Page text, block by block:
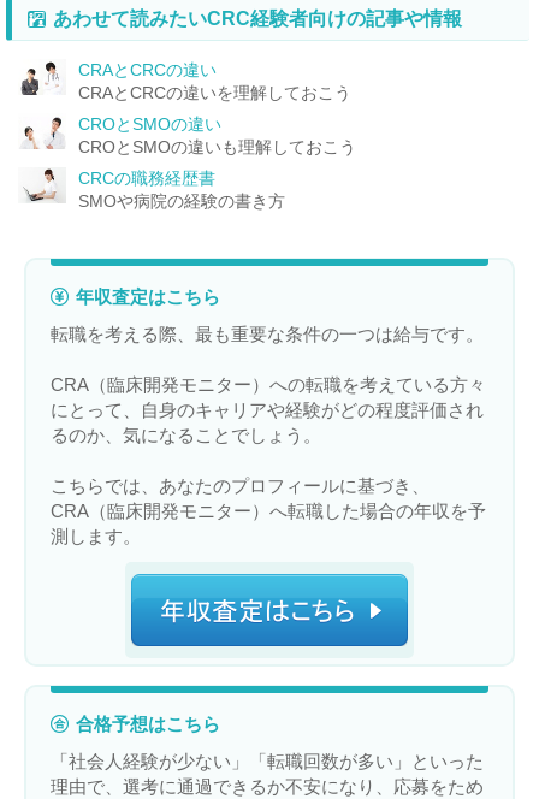
あわせて読みたいCRC経験者向けの記事や情報
CRAとCRCの違い
CRAとCRCの違いを理解しておこう
CROとSMOの違い
CROとSMOの違いも理解しておこう
CRCの職務経歴書
SMOや病院の経験の書き方
年収査定はこちら
転職を考える際、最も重要な条件の一つは給与です。
CRA（臨床開発モニター）への転職を考えている方々
にとって、自身のキャリアや経験がどの程度評価され
るのか、気になることでしょう。
こちらでは、あなたのプロフィールに基づき、
CRA（臨床開発モニター）へ転職した場合の年収を予
測します。
合格予想はこちら
「社会人経験が少ない」「転職回数が多い」といった
理由で、選考に通過できるか不安になり、応募をため